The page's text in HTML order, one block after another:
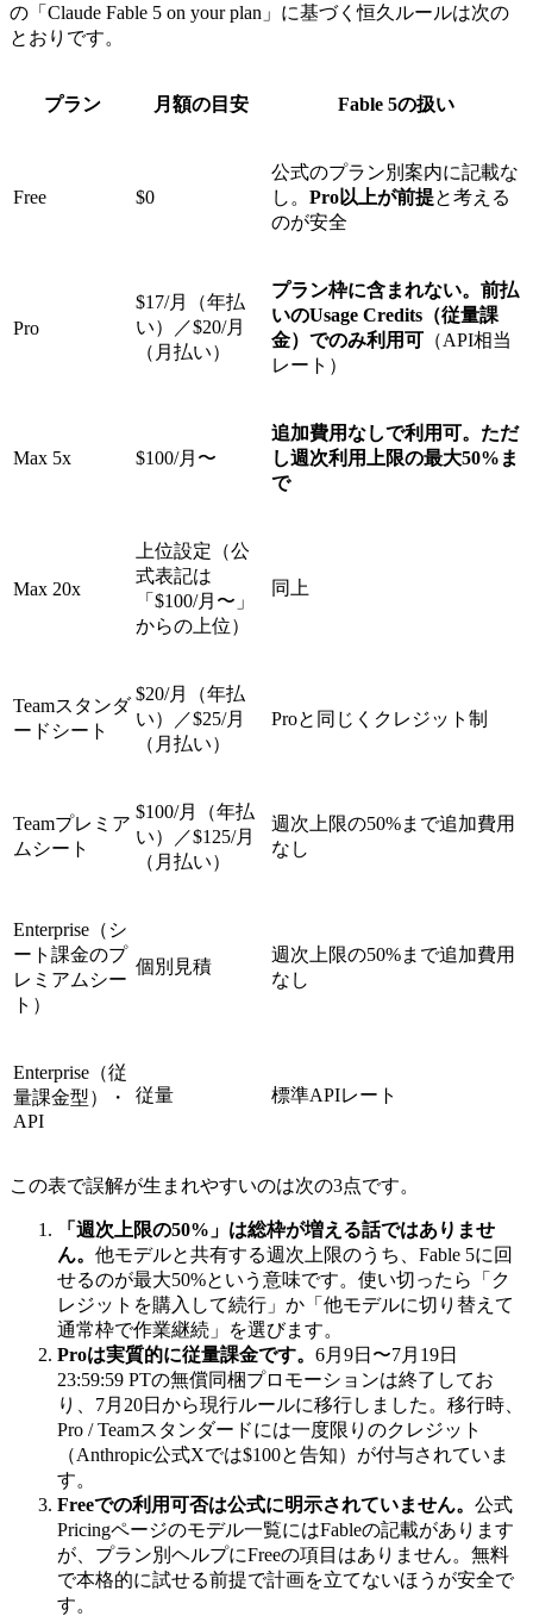
の「Claude Fable 5 on your plan」に基づく恒久ルールは次の
とおりです。
プラン 月額の目安 Fable 5の扱い
Free $0
公式のプラン別案内に記載な
し。 Pro以上が前提と考える
のが安全
Pro
$17/月（年払
い）／$20/月
（月払い）
プラン枠に含まれない。前払
いのUsage Credits（従量課
金）でのみ利用可 （API相当
レート）
Max 5x $100/月〜
追加費用なしで利用可。ただ
し週次利用上限の最大50%ま
で
Max 20x
上位設定（公
式表記は
「$100/月〜」
からの上位）
同上
Teamスタンダ
ードシート
$20/月（年払
い）／$25/月
（月払い）
Proと同じくクレジット制
Teamプレミア
ムシート
$100/月（年払
い）／$125/月
（月払い）
週次上限の50%まで追加費用
なし
Enterprise（シ
ート課金のプ
レミアムシー
ト）
個別見積
週次上限の50%まで追加費用
なし
Enterprise（従
量課金型）・
API
従量 標準APIレート
この表で誤解が生まれやすいのは次の3点です。
「週次上限の50%」は総枠が増える話ではありませ
ん。 他モデルと共有する週次上限のうち、Fable 5に回
せるのが最大50%という意味です。使い切ったら「ク
レジットを購入して続行」か「他モデルに切り替えて
通常枠で作業継続」を選びます。
Proは実質的に従量課金です。 6月9日〜7月19日
23:59:59 PTの無償同梱プロモーションは終了してお
り、7月20日から現行ルールに移行しました。移行時、
Pro / Teamスタンダードには一度限りのクレジット
（Anthropic公式Xでは$100と告知）が付与されていま
す。
Freeでの利用可否は公式に明示されていません。 公式
Pricingページのモデル一覧にはFableの記載があります
が、プラン別ヘルプにFreeの項目はありません。無料
で本格的に試せる前提で計画を立てないほうが安全で
す。